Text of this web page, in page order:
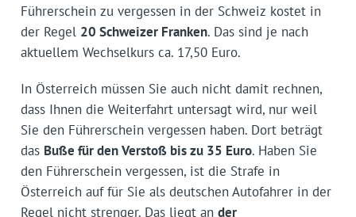
Führerschein zu vergessen in der Schweiz kostet in
der Regel 20 Schweizer Franken. Das sind je nach
aktuellem Wechselkurs ca. 17,50 Euro.
In Österreich müssen Sie auch nicht damit rechnen,
dass Ihnen die Weiterfahrt untersagt wird, nur weil
Sie den Führerschein vergessen haben. Dort beträgt
das Buße für den Verstoß bis zu 35 Euro. Haben Sie
den Führerschein vergessen, ist die Strafe in
Österreich auf für Sie als deutschen Autofahrer in der
Regel nicht strenger. Das liegt an der